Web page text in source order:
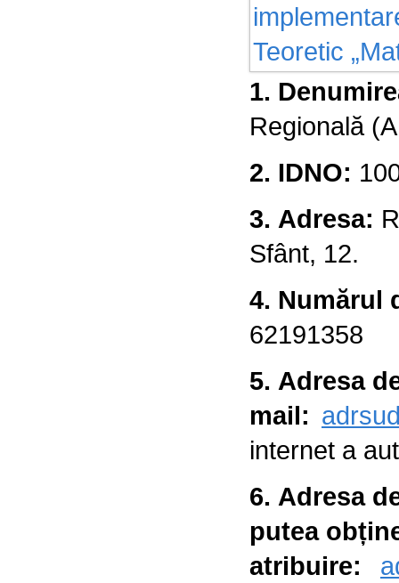
1.
Regională
2. IDNO:
3. Adresa:
Sfânt, 12.
4. Numărul
62191358
5. Adresa
mail:
internet a
6. Adresa
putea
atribuire: